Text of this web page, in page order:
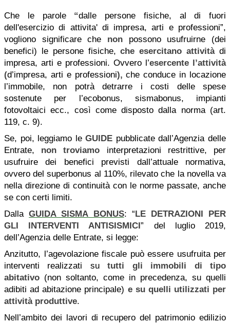
Che le parole“dalle persone fisiche, al di fuori
dell'esercizio di attivita' di impresa, arti e professioni”,
vogliono significare che non possono usufruirne (dei
benefici) le persone fisiche,che esercitano attivitàdi
impresa, arti e professioni. Ovvero l’esercente l’attività
(d’impresa, arti e professioni),che conduce in locazione
l’immobile, non potrà detrarre i costi delle spese
sostenute per l’ecobonus, sismabonus, impianti
fotovoltaici ecc., così come disposto dalla norma (art.
119, c. 9).
Se, poi, leggiamo leGUIDE pubblicate dall’Agenzia delle
Entrate, non troviamo interpretazioni restrittive, per
usufruire dei benefici previsti dall’attuale normativa,
ovvero del superbonus al 110%, rilevato che la novella va
nella direzione di continuità con le norme passate, anche
se con certi limiti.
DallaGUIDA SISMA BONUS: “LE DETRAZIONI PER
GLI INTERVENTI ANTISISMICI” del luglio 2019,
dell’Agenzia delle Entrate, si legge:
Anzitutto, l’agevolazione fiscale può essere usufruita per
interventi realizzati sututti gli immobili di tipo
abitativo (non soltanto, come in precedenza, su quelli
adibiti ad abitazione principale) e su quelli utilizzati per
attività produttive.
Nell’ambito dei lavori di recupero del patrimonio edilizio